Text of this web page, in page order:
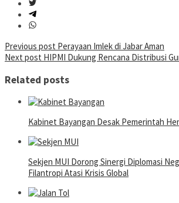
Post
navigation
Previous post Perayaan Imlek di Jabar Aman
Next post HIPMI Dukung Rencana Distribusi
Related posts
Kabinet Bayangan Desak Pemerintah
Sekjen MUI Dorong Sinergi Diplomasi
Filantropi Atasi Krisis Global